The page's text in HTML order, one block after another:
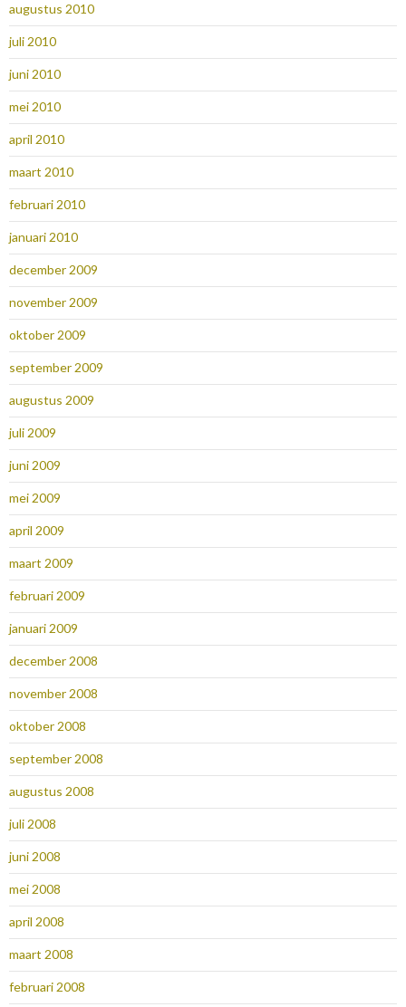
augustus 2010
juli 2010
juni 2010
mei 2010
april 2010
maart 2010
februari 2010
januari 2010
december 2009
november 2009
oktober 2009
september 2009
augustus 2009
juli 2009
juni 2009
mei 2009
april 2009
maart 2009
februari 2009
januari 2009
december 2008
november 2008
oktober 2008
september 2008
augustus 2008
juli 2008
juni 2008
mei 2008
april 2008
maart 2008
februari 2008